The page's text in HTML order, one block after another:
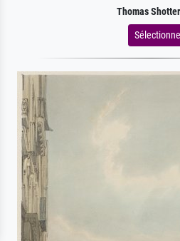
Thomas